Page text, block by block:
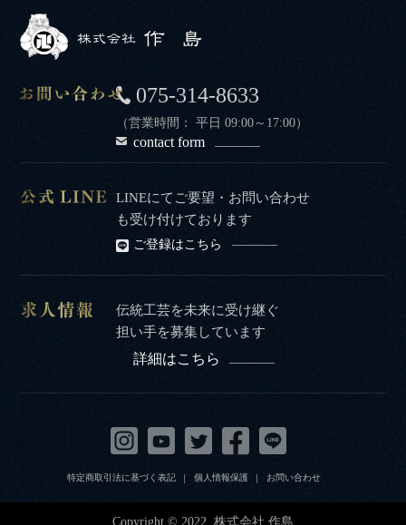
075-314-8633
（営業時間： 平日 09:00～17:00）
contact form
LINEにてご要望・お問い合わせ
も受け付けております
ご登録はこちら
伝統工芸を未来に受け継ぐ
担い手を募集しています
詳細はこちら
特定商取引法に基づく表記 個人情報保護 お問い合わせ
Copyright © 2022. 株式会社 作島